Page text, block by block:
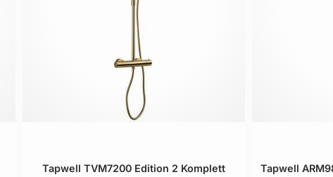
Tapwell TVM7200 Edition 2 Komplett
Tapwell